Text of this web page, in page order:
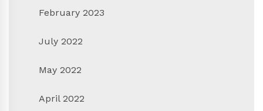
February 2023
July 2022
May 2022
April 2022